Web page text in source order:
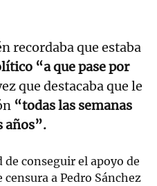
recordaba que estaba
“a que pase por
que destacaba que le
“todas las semanas
años”.
conseguir el apoyo de
a Pedro Sánchez